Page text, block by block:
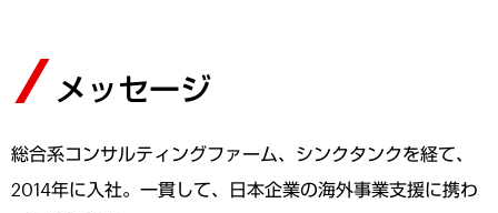
メッセージ
総合系コンサルティングファーム、シンクタンクを経て、
2014年に入社。一貫して、日本企業の海外事業支援に携わ